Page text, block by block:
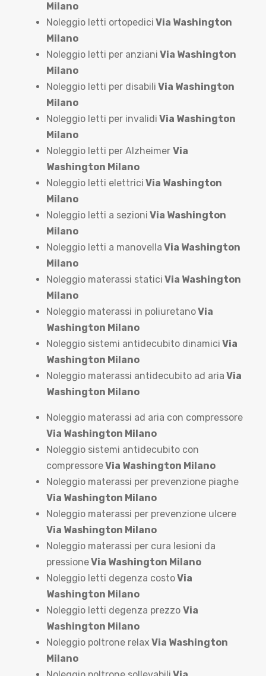
Milano
Noleggio letti ortopedici Via Washington
Milano
Noleggio letti per anziani Via Washington
Milano
Noleggio letti per disabili Via Washington
Milano
Noleggio letti per invalidi Via Washington
Milano
Noleggio letti per Alzheimer Via
Washington Milano
Noleggio letti elettrici Via Washington
Milano
Noleggio letti a sezioni Via Washington
Milano
Noleggio letti a manovella Via Washington
Milano
Noleggio materassi statici Via Washington
Milano
Noleggio materassi in poliuretanoVia
Washington Milano
Noleggio sistemi antidecubito dinamici Via
Washington Milano
Noleggio materassi antidecubito ad aria Via
Washington Milano
Noleggio materassi ad aria con compressore
Via Washington Milano
Noleggio sistemi antidecubito con
compressoreVia Washington Milano
Noleggio materassi per prevenzione piaghe
Via Washington Milano
Noleggio materassi per prevenzione ulcere
Via Washington Milano
Noleggio materassi per cura lesioni da
pressioneVia Washington Milano
Noleggio letti degenza costoVia
Washington Milano
Noleggio letti degenza prezzo Via
Washington Milano
Noleggio poltrone relax Via Washington
Milano